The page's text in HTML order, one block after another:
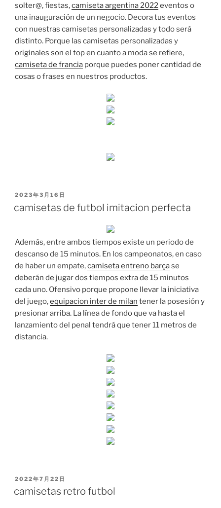
solter@, fiestas,camiseta argentina 2022eventos o
una inauguración de un negocio. Decora tus eventos
con nuestras camisetas personalizadas y todo será
distinto. Porque las camisetas personalizadas y
originales son el top en cuanto a moda se refiere,
camiseta de francia porque puedes poner cantidad de
cosas o frases en nuestros productos.
PUBLICADO
2023年3月16日
camisetas de futbol imitacion perfecta
Además, entre ambos tiempos existe un periodo de
descanso de 15 minutos. En los campeonatos, en caso
de haber un empate,camiseta entreno barçase
deberán de jugar dos tiempos extra de 15 minutos
cada uno. Ofensivo porque propone llevar la iniciativa
del juego,equipacion inter de milan tener la posesión y
presionar arriba. La línea de fondo que va hasta el
lanzamiento del penal tendrá que tener 11 metros de
distancia.
PUBLICADO
2022年7月22日
camisetas retro futbol